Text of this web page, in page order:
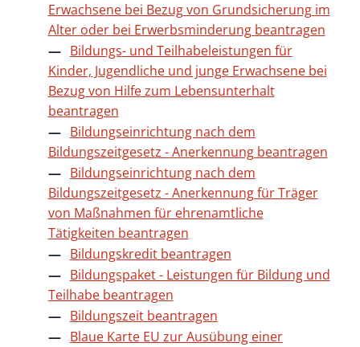
Erwachsene bei Bezug von Grundsicherung im
Alter oder bei Erwerbsminderung beantragen
Bildungs- und Teilhabeleistungen für
Kinder, Jugendliche und junge Erwachsene bei
Bezug von Hilfe zum Lebensunterhalt
beantragen
Bildungseinrichtung nach dem
Bildungszeitgesetz - Anerkennung beantragen
Bildungseinrichtung nach dem
Bildungszeitgesetz - Anerkennung für Träger
von Maßnahmen für ehrenamtliche
Tätigkeiten beantragen
Bildungskredit beantragen
Bildungspaket - Leistungen für Bildung und
Teilhabe beantragen
Bildungszeit beantragen
Blaue Karte EU zur Ausübung einer